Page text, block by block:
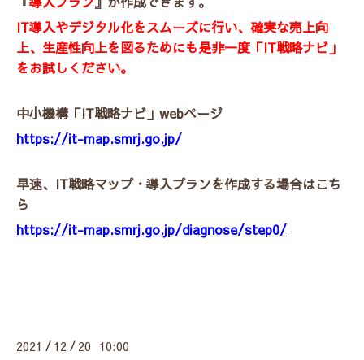
IT導入やデジタル化をスムーズに行い、確実な売上向
上、生産性向上を図るためにも是非一度「IT戦略ナビ」
をお試しください。
中小機構「IT戦略ナビ」webページ
https://it-map.smrj.go.jp/
早速、IT戦略マップ・導入プランを作成する場合はこち
ら
https://it-map.smrj.go.jp/diagnose/step0/
2021 / 12 / 20 10:00